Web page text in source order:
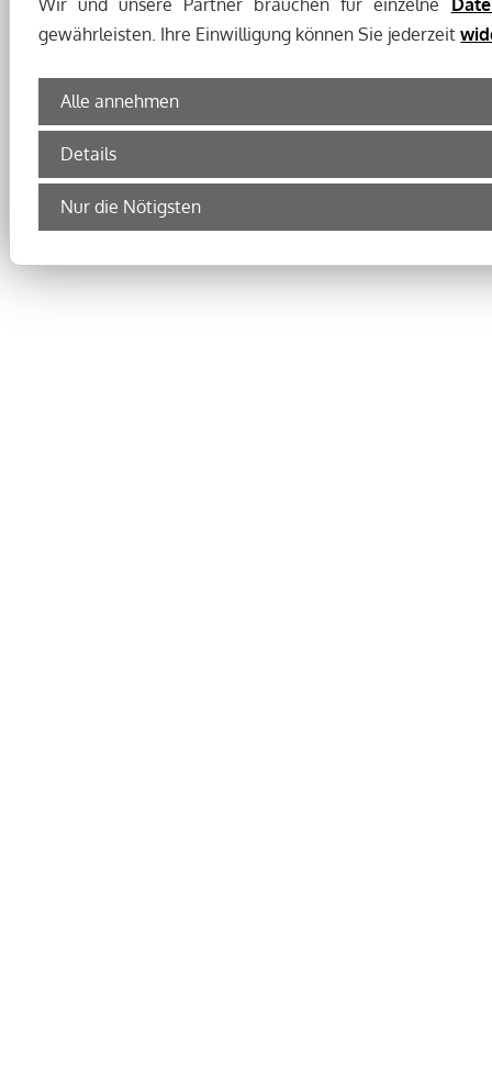
gewährleisten. Ihre Einwilligung können Sie jederzeit
Alle annehmen
Details
Nur die Nötigsten